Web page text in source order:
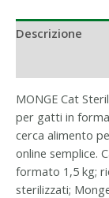
Descrizione
MONGE Cat
per gatti in
cerca alimento
online semplice.
formato 1,5 kg;
sterilizzati;